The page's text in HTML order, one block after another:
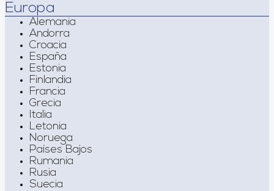
Europa
Alemania
Andorra
Croacia
España
Estonia
Finlandia
Francia
Grecia
Italia
Letonia
Noruega
Países Bajos
Rumania
Rusia
Suecia